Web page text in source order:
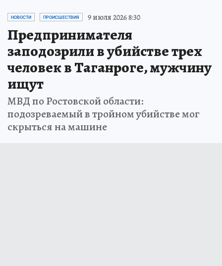
НОВОСТИ ПРОИСШЕСТВИЯ 9 июля 2026 8:30
Предпринимателя
заподозрили в убийстве трех
человек в Таганроге, мужчину
ищут
МВД по Ростовской области:
подозреваемый в тройном убийстве мог
скрыться на машине